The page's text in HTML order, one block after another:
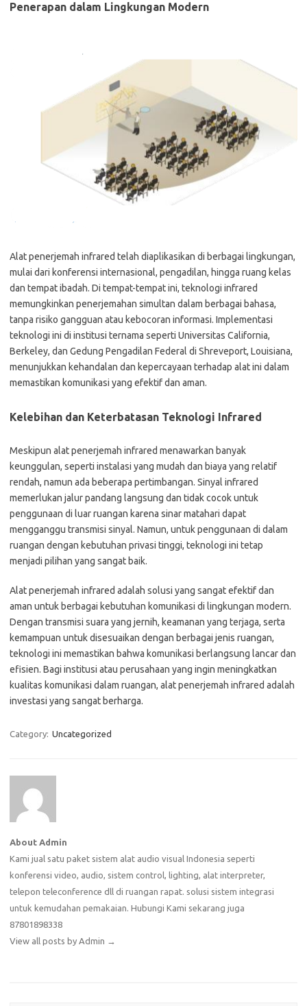
Penerapan dalam Lingkungan Modern
Alat penerjemah infrared telah diaplikasikan di berbagai lingkungan,
mulai dari konferensi internasional, pengadilan, hingga ruang kelas
dan tempat ibadah. Di tempat-tempat ini, teknologi infrared
memungkinkan penerjemahan simultan dalam berbagai bahasa,
tanpa risiko gangguan atau kebocoran informasi. Implementasi
teknologi ini di institusi ternama seperti Universitas California,
Berkeley, dan Gedung Pengadilan Federal di Shreveport, Louisiana,
menunjukkan kehandalan dan kepercayaan terhadap alat ini dalam
memastikan komunikasi yang efektif dan aman.
Kelebihan dan Keterbatasan Teknologi Infrared
Meskipun alat penerjemah infrared menawarkan banyak
keunggulan, seperti instalasi yang mudah dan biaya yang relatif
rendah, namun ada beberapa pertimbangan. Sinyal infrared
memerlukan jalur pandang langsung dan tidak cocok untuk
penggunaan di luar ruangan karena sinar matahari dapat
mengganggu transmisi sinyal. Namun, untuk penggunaan di dalam
ruangan dengan kebutuhan privasi tinggi, teknologi ini tetap
menjadi pilihan yang sangat baik.
Alat penerjemah infrared adalah solusi yang sangat efektif dan
aman untuk berbagai kebutuhan komunikasi di lingkungan modern.
Dengan transmisi suara yang jernih, keamanan yang terjaga, serta
kemampuan untuk disesuaikan dengan berbagai jenis ruangan,
teknologi ini memastikan bahwa komunikasi berlangsung lancar dan
efisien. Bagi institusi atau perusahaan yang ingin meningkatkan
kualitas komunikasi dalam ruangan, alat penerjemah infrared adalah
investasi yang sangat berharga.
Category: Uncategorized
About Admin
Kami jual satu paket sistem alat audio visual Indonesia seperti
konferensi video, audio, sistem control, lighting, alat interpreter,
telepon teleconference dll di ruangan rapat. solusi sistem integrasi
untuk kemudahan pemakaian. Hubungi Kami sekarang juga
87801898338
View all posts by Admin →